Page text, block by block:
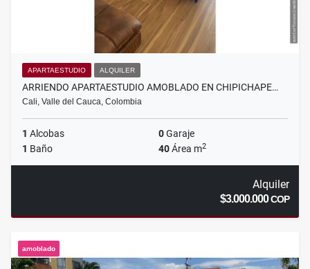
APARTAESTUDIO ALQUILER
ARRIENDO APARTAESTUDIO AMOBLADO EN CHIPICHAPE…
Cali, Valle del Cauca, Colombia
1 Alcobas 0Garaje
1 Baño 40Área m2
Alquiler
$3.000.000COP
amoblado